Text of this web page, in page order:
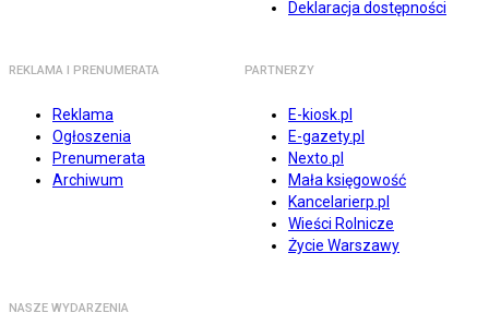
Deklaracja dostępności
REKLAMA I PRENUMERATA
Reklama
Ogłoszenia
Prenumerata
Archiwum
PARTNERZY
E-kiosk.pl
E-gazety.pl
Nexto.pl
Mała księgowość
Kancelarierp.pl
Wieści Rolnicze
Życie Warszawy
NASZE WYDARZENIA